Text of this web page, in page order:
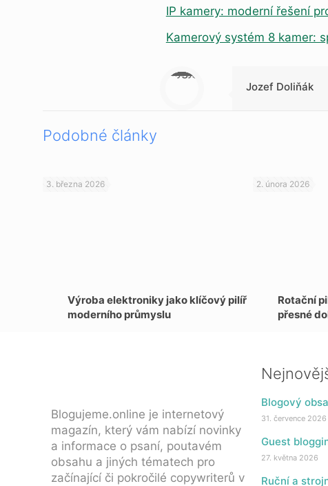
IP kamery: moderní řešení
Kamerový systém 8 kamer:
Warning
: Trying to access array offset on null in
/data/b/e/bee37f70-0f83-454a-8676-0156b88cd957/blogujeme.online/web/wp-content/themes/betheme-child/includes/content-single.php
on line
286
Jozef Doliňák
Podobné články
3. března 2026
Výroba elektroniky jako klíčový pilíř
moderního průmyslu
2. února 2026
Rotační
přesné
Blogujeme.online je internetový
magazín, který vám nabízí novinky
a informace o psaní, poutavém
obsahu a jiných tématech pro
začínající či pokročilé copywriterů v
Blogový
31. července 2026
Guest
27. května 2026
Ruční a